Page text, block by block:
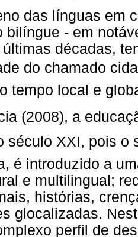
das línguas em
bilíngue - em
décadas,
do chamado
tempo local e
(2008), a
século XXI, pois
é introduzido a
e multilingual;
histórias,
glocalizadas.
perfil de